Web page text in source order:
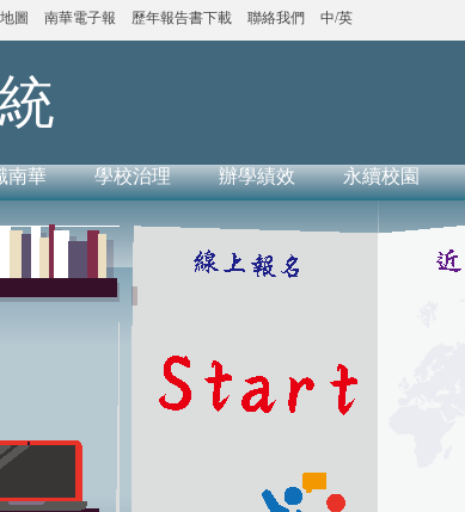
圖 南華電子報 歷年報告書下載 聯絡我們 中/英
南華 學校治理 辦學績效 永續校園